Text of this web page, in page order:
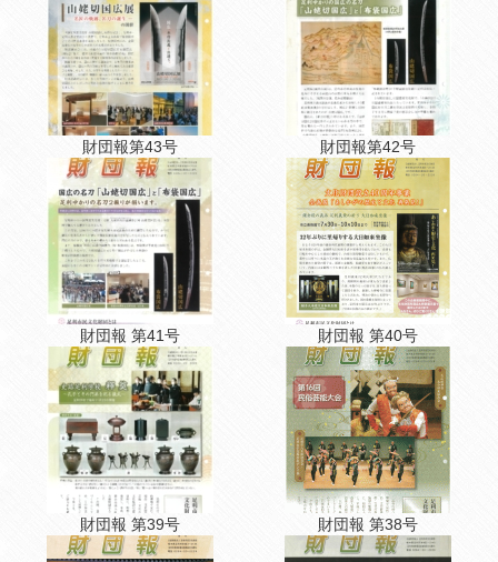
財団報第43号 財団報第42号
財団報 第41号 財団報 第40号
財団報 第39号 財団報 第38号